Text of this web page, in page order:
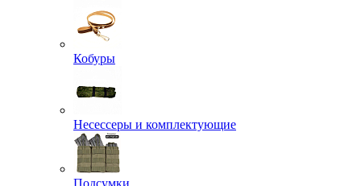
Кобуры
Несессеры и комплектующие
Подсумки